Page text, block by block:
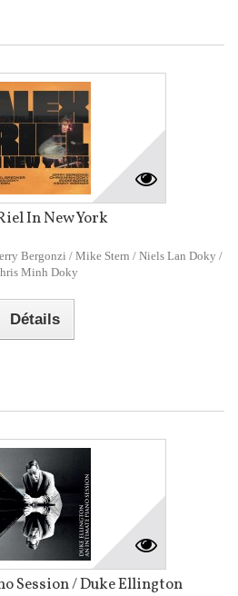
In New York
Bergonzi / Mike Stern / Niels Lan Doky /
Minh Doky
Détails
Session / Duke Ellington